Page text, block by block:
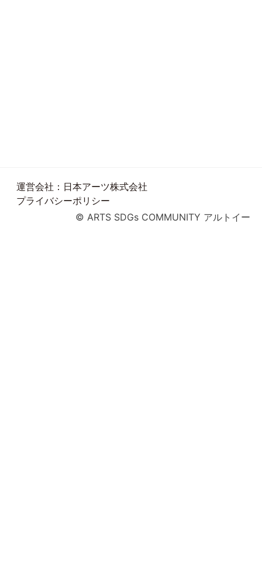
運営会社：日本アーツ株式会社
プライバシーポリシー
© ARTS SDGs COMMUNITY アルトイー